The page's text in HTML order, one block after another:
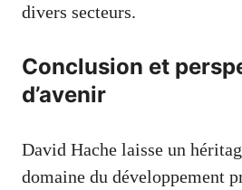
divers secteurs.
Conclusion et
d’avenir
David Hache laisse un
domaine du développement